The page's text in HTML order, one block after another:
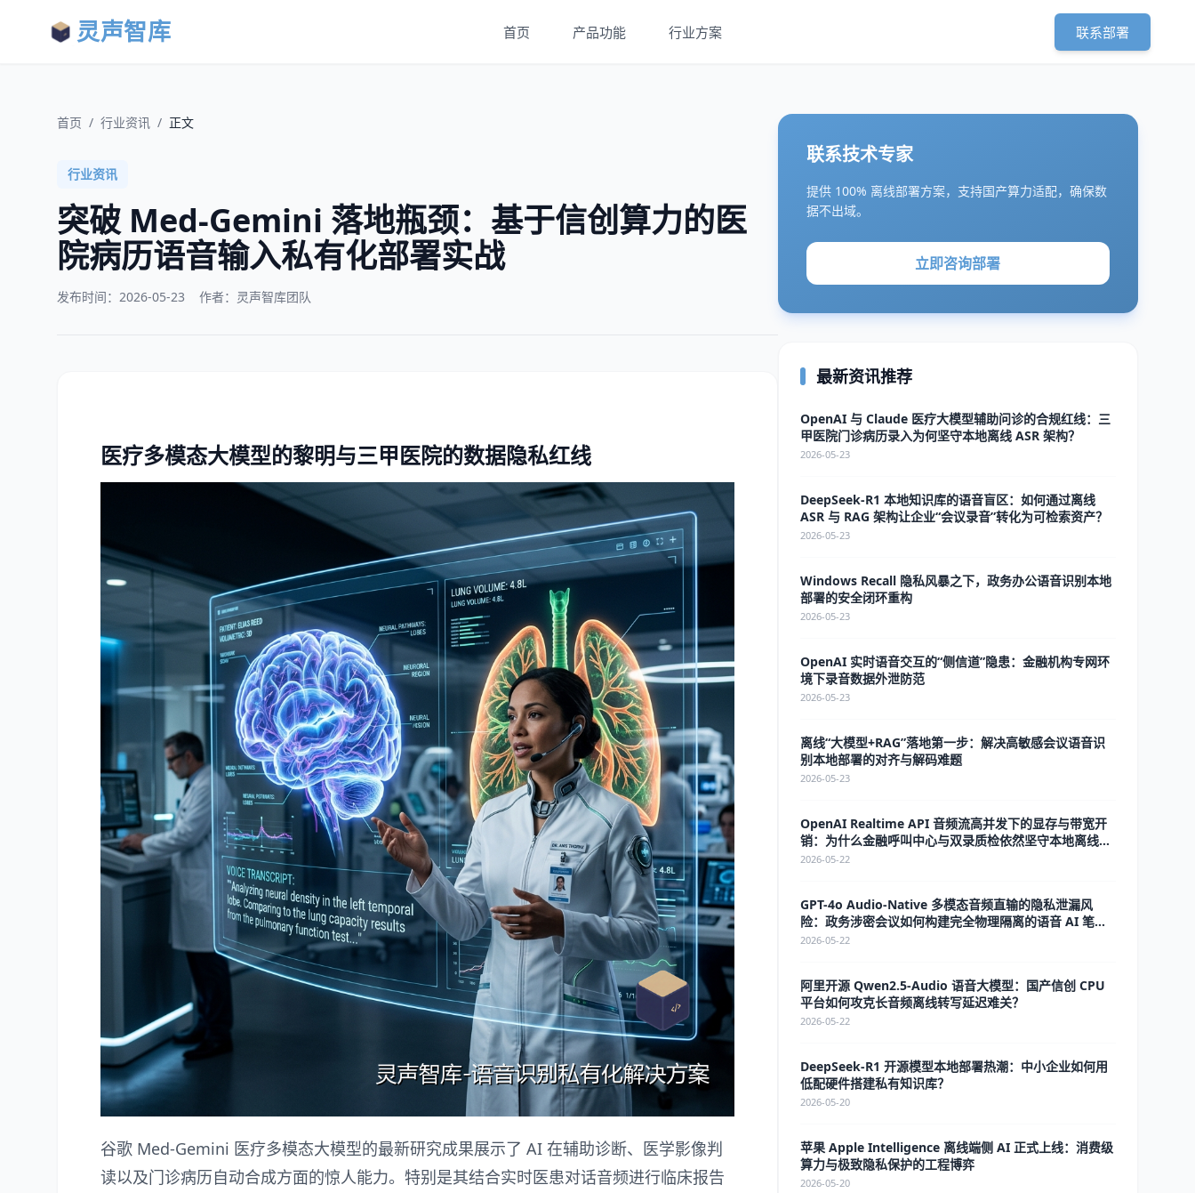
灵声智库 首页 产品功能 行业方案 联系部署
首页 / 行业资讯 / 正文
行业资讯
突破 Med-Gemini 落地瓶颈：基于信创算力的医
院病历语音输入私有化部署实战
发布时间： 2026-05-23 作者：灵声智库团队
医疗多模态大模型的黎明与三甲医院的数据隐私红线
谷歌 Med-Gemini 医疗多模态大模型的最新研究成果展示了 AI 在辅助诊断、医学影像判
读以及门诊病历自动合成方面的惊人能力。特别是其结合实时医患对话音频进行临床报告
联系技术专家
提供 100% 离线部署方案，支持国产算力适配，确保数
据不出域。
立即咨询部署
最新资讯推荐
OpenAI 与 Claude 医疗大模型辅助问诊的合规红线：三
甲医院门诊病历录入为何坚守本地离线 ASR 架构？
2026-05-23
DeepSeek-R1 本地知识库的语音盲区：如何通过离线
ASR 与 RAG 架构让企业“会议录音”转化为可检索资产？
2026-05-23
Windows Recall 隐私风暴之下，政务办公语音识别本地
部署的安全闭环重构
2026-05-23
OpenAI 实时语音交互的“侧信道”隐患：金融机构专网环
境下录音数据外泄防范
2026-05-23
离线“大模型+RAG”落地第一步：解决高敏感会议语音识
别本地部署的对齐与解码难题
2026-05-23
OpenAI Realtime API 音频流高并发下的显存与带宽开
销：为什么金融呼叫中心与双录质检依然坚守本地离线
ASR？
2026-05-22
GPT-4o Audio-Native 多模态音频直输的隐私泄漏风
险：政务涉密会议如何构建完全物理隔离的语音 AI 笔
录？
2026-05-22
阿里开源 Qwen2.5-Audio 语音大模型：国产信创 CPU
平台如何攻克长音频离线转写延迟难关？
2026-05-22
DeepSeek-R1 开源模型本地部署热潮：中小企业如何用
低配硬件搭建私有知识库？
2026-05-20
苹果 Apple Intelligence 离线端侧 AI 正式上线：消费级
算力与极致隐私保护的工程博弈
2026-05-20